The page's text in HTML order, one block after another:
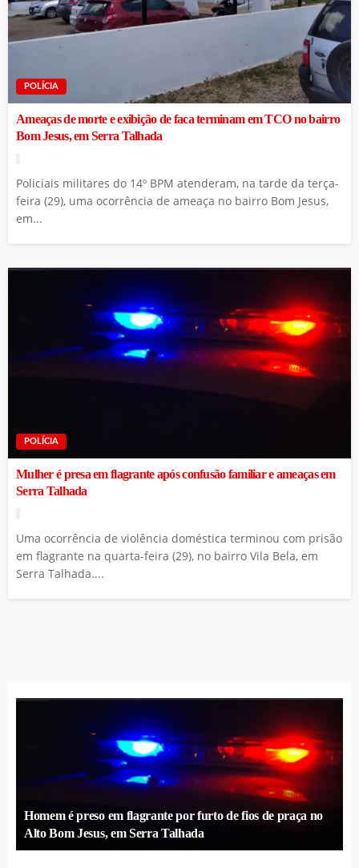
POLÍCIA
Ameaças de morte e exibição de faca terminam em TCO no bairro
Bom Jesus, em Serra Talhada
Policiais militares do 14º BPM atenderam, na tarde da terça-
feira (29), uma ocorrência de ameaça no bairro Bom Jesus,
em...
POLÍCIA
Mulher é presa em flagrante após confusão familiar e ameaças em
Serra Talhada
Uma ocorrência de violência doméstica terminou com prisão
em flagrante na quarta-feira (29), no bairro Vila Bela, em
Serra Talhada....
Homem é preso em flagrante por furto de fios de praça no
Alto Bom Jesus, em Serra Talhada